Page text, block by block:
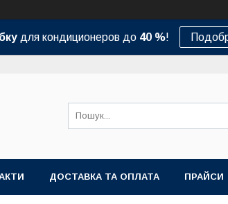
для кондиционеров до 40 %!
ДОСТАВКА ТА ОПЛАТА ПРАЙСИ